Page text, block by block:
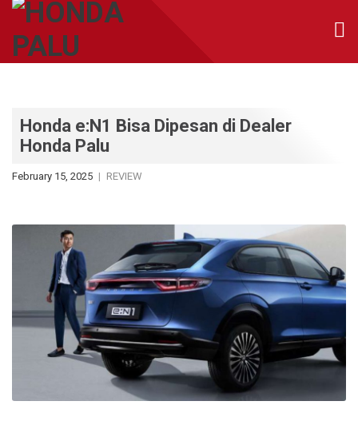
Honda e:N1 Bisa Dipesan di Dealer
Honda Palu
February 15, 2025 REVIEW